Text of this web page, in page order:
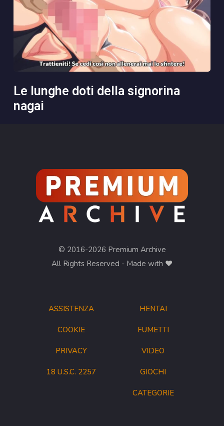
le lunghe doti della signorina
nagai
ASSISTENZA
COOKIE
PRIVACY
18 U.S.C. 2257
© 2016-2026 Premium Archive
All Rights Reserved - Made with ❤︎
HENTAI
FUMETTI
VIDEO
GIOCHI
CATEGORIE